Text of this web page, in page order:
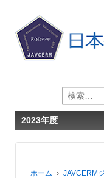
検
索:
2023年度
ホーム › JAVCERM